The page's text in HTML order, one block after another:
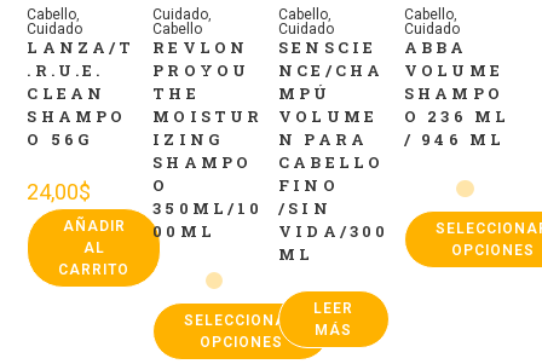
Cabello,
Cuidado
LANZA/T
.R.U.E.
CLEAN
SHAMPO
O 56G
24,00$
AÑADIR
AL
CARRITO
Cuidado,
Cabello
REVLON
PROYOU
THE
MOISTUR
IZING
SHAMPO
O
350ML/10
00ML
SELECCIONAR
OPCIONES
Cabello,
Cuidado
SENSCIE
NCE/CHA
MPÚ
VOLUME
N PARA
CABELLO
FINO
/SIN
VIDA/300
ML
LEER
MÁS
Cabello,
Cuidado
ABBA
VOLUME
SHAMPO
O 236 ML
/ 946 ML
OPCIONES